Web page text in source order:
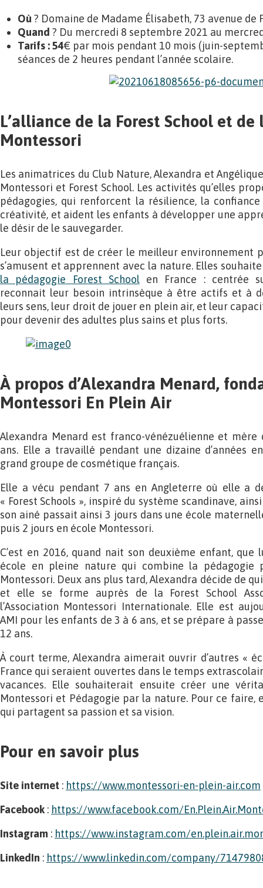
Où ? Domaine de Madame Élisabeth, 73 avenue de
Quand ? Du mercredi 8 septembre 2021 au
Tarifs : 54€ par mois pendant 10 mois (juin-
séances de 2 heures pendant l’année scolaire.
L’alliance de la Forest School et de
Montessori
Les animatrices du Club Nature, Alexandra et
Montessori et Forest School. Les activités qu’elles
pédagogies, qui renforcent la résilience, la
créativité, et aident les enfants à développer une
le désir de le sauvegarder.
Leur objectif est de créer le meilleur environnement
s’amusent et apprennent avec la nature. Elles
la pédagogie Forest Schoolen France : centrée
reconnait leur besoin intrinsèque à être actifs et à
leurs sens, leur droit de jouer en plein air, et leur
pour devenir des adultes plus sains et plus forts.
À propos d’Alexandra Menard,
Montessori En Plein Air
Alexandra Menard est franco-vénézuélienne et
ans. Elle a travaillé pendant une dizaine d’années
grand groupe de cosmétique français.
Elle a vécu pendant 7 ans en Angleterre où elle a
« Forest Schools », inspiré du système scandinave,
son ainé passait ainsi 3 jours dans une école
puis 2 jours en école Montessori.
C’est en 2016, quand nait son deuxième enfant, que
école en pleine nature qui combine la pédagogie
Montessori. Deux ans plus tard, Alexandra décide de
et elle se forme auprès de la Forest School
l’Association Montessori Internationale. Elle est
AMI pour les enfants de 3 à 6 ans, et se prépare à
12 ans.
À court terme, Alexandra aimerait ouvrir d’autres «
France qui seraient ouvertes dans le temps
vacances. Elle souhaiterait ensuite créer une
Montessori et Pédagogie par la nature. Pour ce faire,
qui partagent sa passion et sa vision.
Pour en savoir plus
Site internet : https://www.montessori-en-plein-air.com
Facebook : https://www.facebook.com/
Instagram : https://www.instagram.com/
LinkedIn : https://www.linkedin.com/company/